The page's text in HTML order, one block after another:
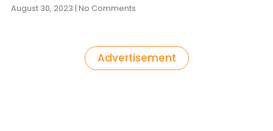
August 30, 2023 No Comments
Advertisement